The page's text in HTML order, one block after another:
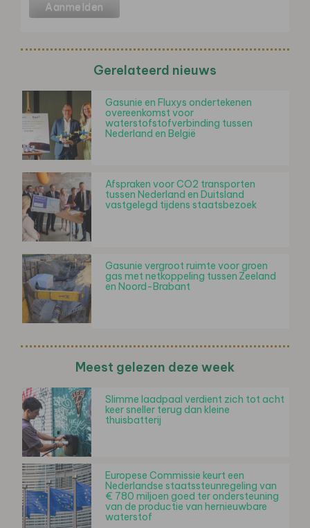
Gerelateerd nieuws
Gasunie en Fluxys ondertekenen
overeenkomst voor
waterstofstofverbinding tussen
Nederland en België
Afspraken voor CO2 transporten
tussen Nederland en Duitsland
vastgelegd tijdens staatsbezoek
Gasunie vergroot ruimte voor groen
gas met netkoppeling tussen Zeeland
en Noord-Brabant
Meest gelezen deze week
Slimme laadpaal verdient zich tot acht
keer sneller terug dan kleine
thuisbatterij
Europese Commissie keurt een
Nederlandse staatssteunregeling van
€ 780 miljoen goed ter ondersteuning
van de productie van hernieuwbare
waterstof